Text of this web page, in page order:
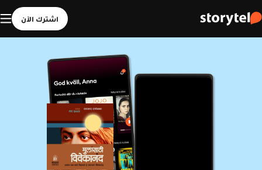
اشترك الآن